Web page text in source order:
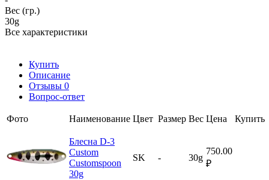
Вес (гр.)
30g
Все характеристики
Купить
Описание
Отзывы 0
Вопрос-ответ
Фото Наименование Цвет Размер Вес Цена Купить
Блесна D-3
Custom
Customspoon
30g
SK - 30g
750.00
₽